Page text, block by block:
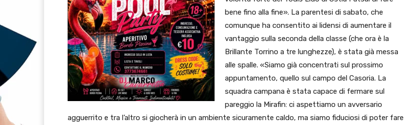
bene fino alla fine». La parentesi di sabato, che
comunque ha consentito ai lidensi di aumentare il
vantaggio sulla seconda della classe (che ora è la
Brillante Torrino a tre lunghezze), è stata già messa
alle spalle. «Siamo già concentrati sul prossimo
appuntamento, quello sul campo del Casoria. La
squadra campana è stata capace di fermare sul
pareggio la Mirafin: ci aspettiamo un avversario
agguerrito e tra l’altro si giocherà in un ambiente sicuramente caldo, ma siamo fiduciosi di poter fare